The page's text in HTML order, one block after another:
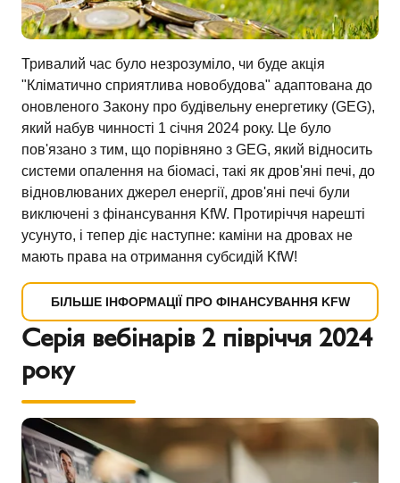
Тривалий час було незрозуміло, чи буде акція
"Кліматично сприятлива новобудова" адаптована до
оновленого Закону про будівельну енергетику (GEG),
який набув чинності 1 січня 2024 року. Це було
пов'язано з тим, що порівняно з GEG, який відносить
системи опалення на біомасі, такі як дров'яні печі, до
відновлюваних джерел енергії, дров'яні печі були
виключені з фінансування KfW. Протиріччя нарешті
усунуто, і тепер діє наступне: каміни на дровах не
мають права на отримання субсидій KfW!
БІЛЬШЕ ІНФОРМАЦІЇ ПРО ФІНАНСУВАННЯ KFW
Серія вебінарів 2 півріччя 2024
року